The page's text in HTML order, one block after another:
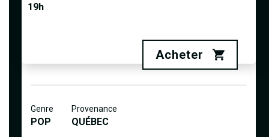
19h
Acheter
Genre
POP
Provenance
QUÉBEC